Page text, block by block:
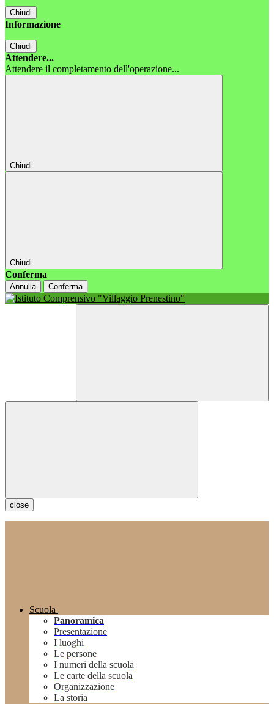
Chiudi
Informazione
Chiudi
Attendere...
Attendere il completamento dell'operazione...
Chiudi
Chiudi
Conferma
Annulla Conferma
close
Scuola
Panoramica
Presentazione
I luoghi
Le persone
I numeri della scuola
Le carte della scuola
Organizzazione
La storia